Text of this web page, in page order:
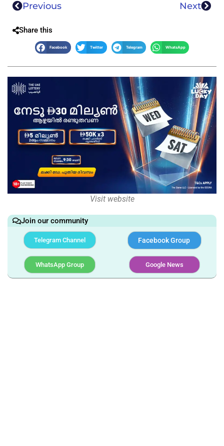
Previous Next
Share this
Facebook Twitter Telegram WhatsApp
Visit website
Join our community
Telegram Channel Facebook Group
WhatsApp Group Google News